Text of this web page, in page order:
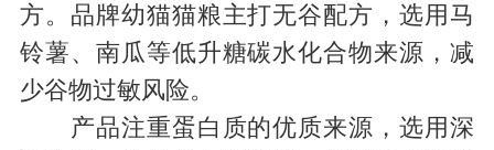
方。品牌幼猫猫粮主打无谷配方，选用马
铃薯、南瓜等低升糖碳水化合物来源，减
少谷物过敏风险。
产品注重蛋白质的优质来源，选用深